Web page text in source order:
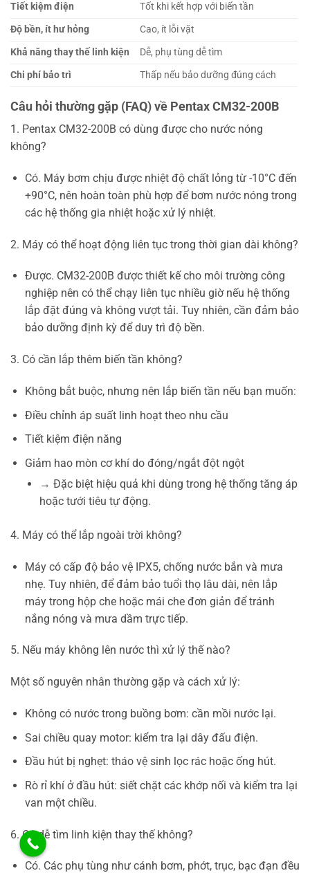
Tiết kiệm điện
Tốt khi kết hợp với biến tần
Độ bền, ít hư hỏng
Cao, ít lỗi vặt
Khả năng thay thế linh kiện
Dễ, phụ tùng dễ tìm
Chi phí bảo trì
Thấp nếu bảo dưỡng đúng cách
Câu hỏi thường gặp (FAQ) về Pentax CM32-200B
1. Pentax CM32-200B có dùng được cho nước nóng
không?
Có. Máy bơm chịu được nhiệt độ chất lỏng từ -10°C đến
+90°C, nên hoàn toàn phù hợp để bơm nước nóng trong
các hệ thống gia nhiệt hoặc xử lý nhiệt.
2. Máy có thể hoạt động liên tục trong thời gian dài không?
Được. CM32-200B được thiết kế cho môi trường công
nghiệp nên có thể chạy liên tục nhiều giờ nếu hệ thống
lắp đặt đúng và không vượt tải. Tuy nhiên, cần đảm bảo
bảo dưỡng định kỳ để duy trì độ bền.
3. Có cần lắp thêm biến tần không?
Không bắt buộc, nhưng nên lắp biến tần nếu bạn muốn:
Điều chỉnh áp suất linh hoạt theo nhu cầu
Tiết kiệm điện năng
Giảm hao mòn cơ khí do đóng/ngắt đột ngột
→ Đặc biệt hiệu quả khi dùng trong hệ thống tăng áp
hoặc tưới tiêu tự động.
4. Máy có thể lắp ngoài trời không?
Máy có cấp độ bảo vệ IPX5, chống nước bắn và mưa
nhẹ. Tuy nhiên, để đảm bảo tuổi thọ lâu dài, nên lắp
máy trong hộp che hoặc mái che đơn giản để tránh
nắng nóng và mưa dầm trực tiếp.
5. Nếu máy không lên nước thì xử lý thế nào?
Một số nguyên nhân thường gặp và cách xử lý:
Không có nước trong buồng bơm: cần mồi nước lại.
Sai chiều quay motor: kiểm tra lại dây đấu điện.
Đầu hút bị nghẹt: tháo vệ sinh lọc rác hoặc ống hút.
Rò rỉ khí ở đầu hút: siết chặt các khớp nối và kiểm tra lại
van một chiều.
6. Có dễ tìm linh kiện thay thế không?
Có. Các phụ tùng như cánh bơm, phớt, trục, bạc đạn đều